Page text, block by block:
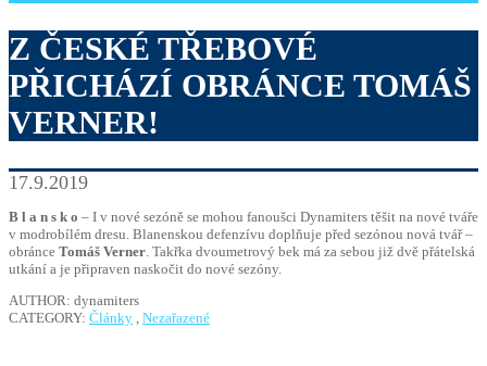
Z ČESKÉ TŘEBOVÉ
PŘICHÁZÍ OBRÁNCE TOMÁŠ
VERNER!
17.9.2019
B l a n s k o – I v nové sezóně se mohou fanoušci Dynamiters těšit na nové tváře
v modrobílém dresu. Blanenskou defenzívu doplňuje před sezónou nová tvář –
obránce Tomáš Verner . Takřka dvoumetrový bek má za sebou již dvě přátelská
utkání a je připraven naskočit do nové sezóny.
AUTHOR: dynamiters
CATEGORY: Články Nezařazené